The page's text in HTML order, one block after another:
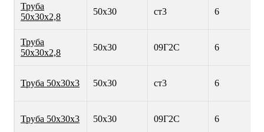
Труба
50х30х2,8
50х30 ст3 6
Труба
50х30х2,8
50х30 09Г2С 6
Труба 50х30х3 50х30 ст3 6
Труба 50х30х3 50х30 09Г2С 6